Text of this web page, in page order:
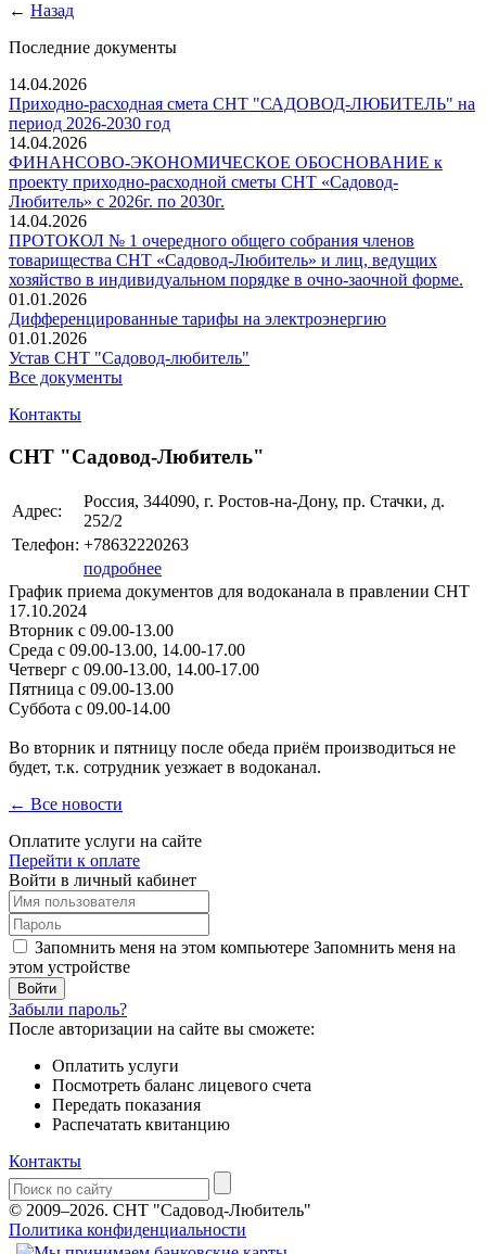
← Назад
Последние документы
14.04.2026
Приходно-расходная смета СНТ "САДОВОД-ЛЮБИТЕЛЬ" на
период 2026-2030 год
14.04.2026
ФИНАНСОВО-ЭКОНОМИЧЕСКОЕ ОБОСНОВАНИЕ к
проекту приходно-расходной сметы СНТ «Садовод-
Любитель» с 2026г. по 2030г.
14.04.2026
ПРОТОКОЛ № 1 очередного общего собрания членов
товарищества СНТ «Садовод-Любитель» и лиц, ведущих
хозяйство в индивидуальном порядке в очно-заочной форме.
01.01.2026
Дифференцированные тарифы на электроэнергию
01.01.2026
Устав СНТ "Садовод-любитель"
Все документы
Контакты
СНТ "Садовод-Любитель"
Адрес:
Россия, 344090, г. Ростов-на-Дону, пр. Стачки, д.
252/2
Телефон: +78632220263
подробнее
График приема документов для водоканала в правлении СНТ
17.10.2024
Вторник с 09.00-13.00
Среда с 09.00-13.00, 14.00-17.00
Четверг с 09.00-13.00, 14.00-17.00
Пятница с 09.00-13.00
Суббота с 09.00-14.00
Во вторник и пятницу после обеда приём производиться не
будет, т.к. сотрудник уезжает в водоканал.
← Все новости
Оплатите услуги на сайте
Перейти к оплате
Войти в личный кабинет
Запомнить меня на этом компьютере Запомнить меня на
этом устройстве
Забыли пароль?
После авторизации на сайте вы сможете:
Оплатить услуги
Посмотреть баланс лицевого счета
Передать показания
Распечатать квитанцию
Контакты
© 2009–2026. СНТ "Садовод-Любитель"
Политика конфиденциальности